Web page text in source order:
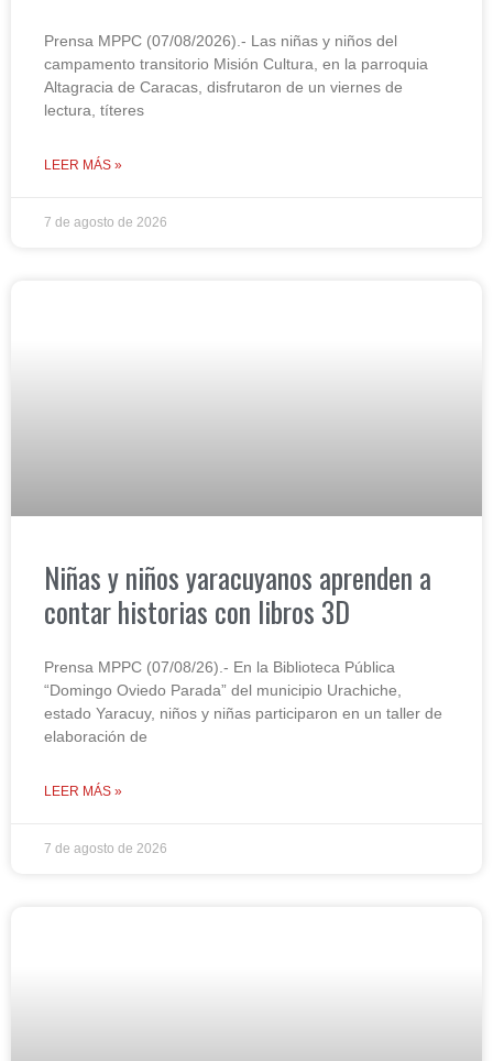
Prensa MPPC (07/08/2026).- Las niñas y niños del
campamento transitorio Misión Cultura, en la parroquia
Altagracia de Caracas, disfrutaron de un viernes de
lectura, títeres
LEER MÁS »
7 de agosto de 2026
Niñas y niños yaracuyanos aprenden a
contar historias con libros 3D
Prensa MPPC (07/08/26).- En la Biblioteca Pública
“Domingo Oviedo Parada” del municipio Urachiche,
estado Yaracuy, niños y niñas participaron en un taller de
elaboración de
LEER MÁS »
7 de agosto de 2026